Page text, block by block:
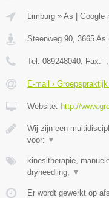
Limburg » As Google
Steenweg 90 3665 As
Tel: 089248040 , Fax: -
E-mail ›
Website: http://
Wij zijn een
voor: ▼
kinesitherapie,
dryneedling,
▼
Er wordt gewerkt op